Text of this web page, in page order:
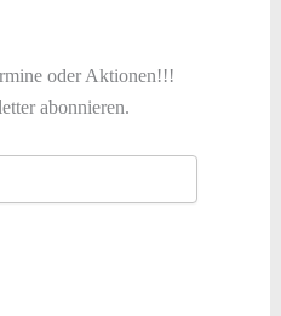
oder Aktionen!!!
abonnieren.